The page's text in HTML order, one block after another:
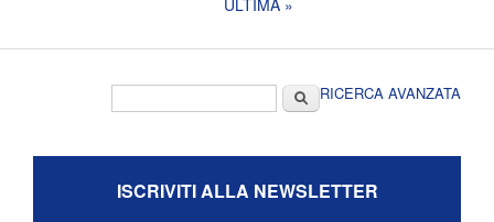
ULTIMA »
CercaRICERCA AVANZATA
ISCRIVITI ALLA NEWSLETTER